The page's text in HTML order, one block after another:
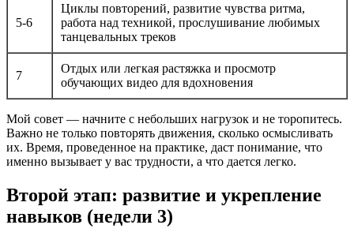
5-6
Циклы повторений, развитие чувства ритма,
работа над техникой, прослушивание любимых
танцевальных треков
7
Отдых или легкая растяжка и просмотр
обучающих видео для вдохновения
Мой совет — начните с небольших нагрузок и не торопитесь.
Важно не только повторять движения, сколько осмысливать
их. Время, проведенное на практике, даст понимание, что
именно вызывает у вас трудности, а что дается легко.
Второй этап: развитие и укрепление
навыков (недели 3)